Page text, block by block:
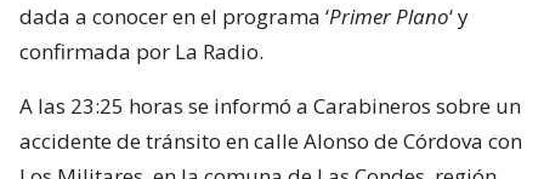
dada a conocer en el programa ‘Primer Plano‘ y
confirmada por La Radio.
A las 23:25 horas se informó a Carabineros sobre un
accidente de tránsito en calle Alonso de Córdova con